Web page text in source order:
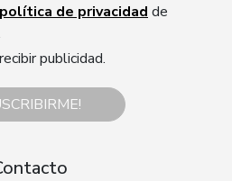
política de privacidad de
publicidad.